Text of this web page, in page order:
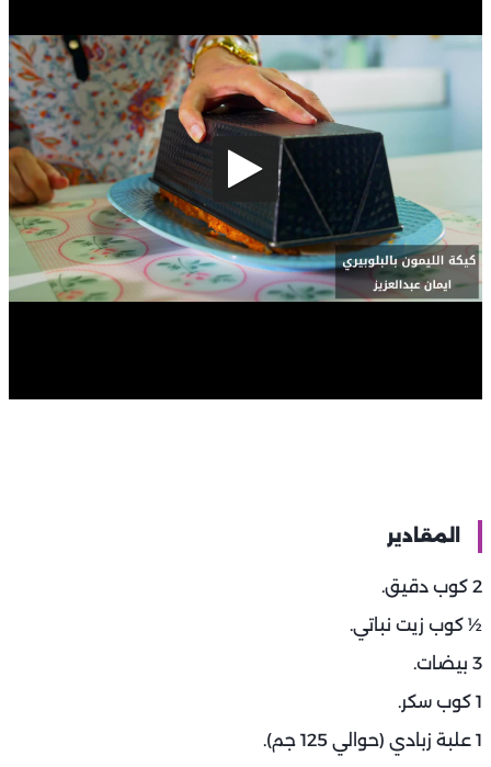
المقادير
2 كوب دقيق.
½ كوب زيت نباتي.
3 بيضات.
1 كوب سكر.
1 علبة زبادي (حوالي 125 جم).